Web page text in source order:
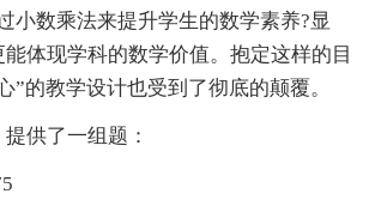
小数乘法来提升学生的数学素养?显
体现学科的数学价值。抱定这样的目
”的教学设计也受到了彻底的颠覆。
供了一组题：